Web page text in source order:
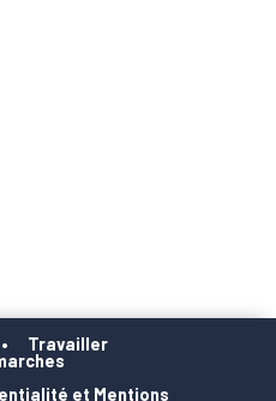
Travailler
et Mentions